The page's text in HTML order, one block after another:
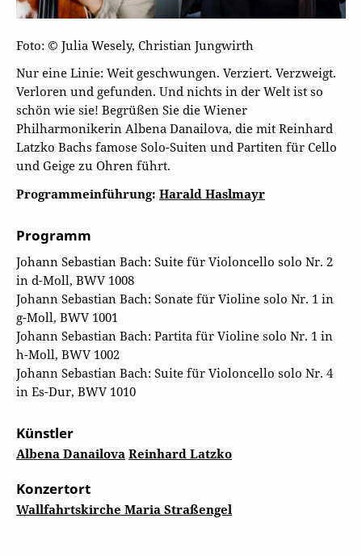
Foto: © Julia Wesely, Christian Jungwirth
Nur eine Linie: Weit geschwungen. Verziert. Verzweigt.
Verloren und gefunden. Und nichts in der Welt ist so
schön wie sie! Begrüßen Sie die Wiener
Philharmonikerin Albena Danailova, die mit Reinhard
Latzko Bachs famose Solo-Suiten und Partiten für Cello
und Geige zu Ohren führt.
Programmeinführung: Harald Haslmayr
Programm
Johann Sebastian Bach: Suite für Violoncello solo Nr. 2
in d-Moll, BWV 1008
Johann Sebastian Bach: Sonate für Violine solo Nr. 1 in
g-Moll, BWV 1001
Johann Sebastian Bach: Partita für Violine solo Nr. 1 in
h-Moll, BWV 1002
Johann Sebastian Bach: Suite für Violoncello solo Nr. 4
in Es-Dur, BWV 1010
Künstler
Albena DanailovaReinhard Latzko
Konzertort
Wallfahrtskirche Maria Straßengel